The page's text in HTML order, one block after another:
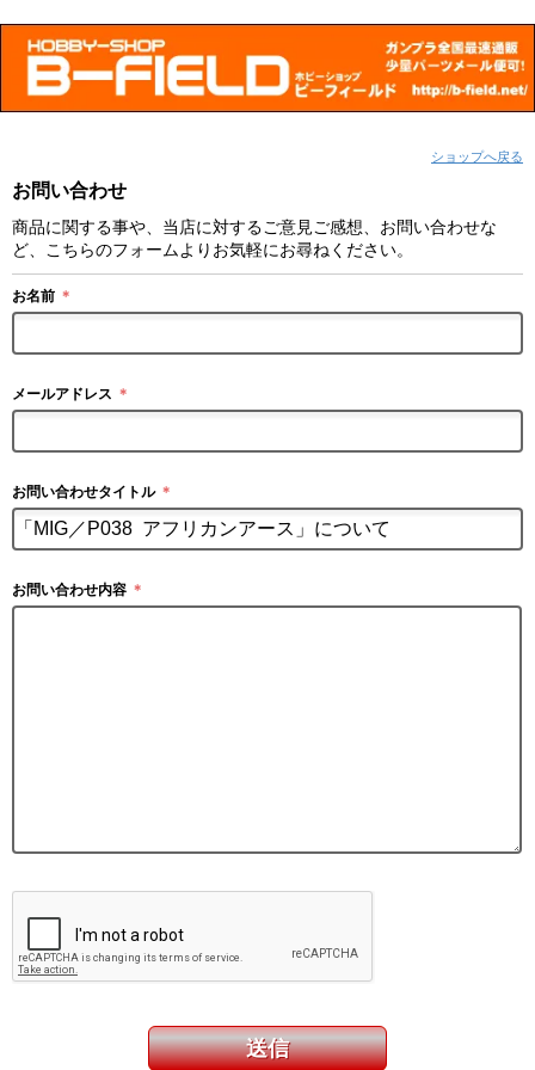
ショップへ戻る
お問い合わせ
商品に関する事や、当店に対するご意見ご感想、お問い合わせな
ど、こちらのフォームよりお気軽にお尋ねください。
お名前 ＊
メールアドレス ＊
お問い合わせタイトル ＊
お問い合わせ内容 ＊